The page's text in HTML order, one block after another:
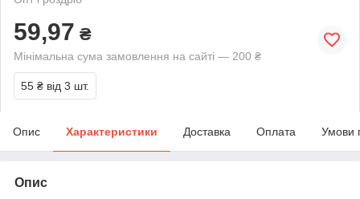
59,97 ₴
Мінімальна сума замовлення на сайті — 200 ₴
55 ₴ від 3 шт.
Опис Характеристики Доставка Оплата Умови
Опис